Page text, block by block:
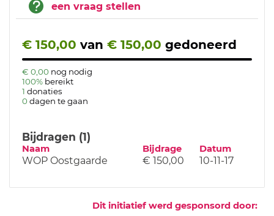
een vraag stellen
€ 150,00 van € 150,00 gedoneerd
€ 0,00 nog nodig
100% bereikt
1 donaties
0 dagen te gaan
Bijdragen (1)
Naam Bijdrage Datum
WOP Oostgaarde € 150,00 10-11-17
Dit initiatief werd gesponsord door: